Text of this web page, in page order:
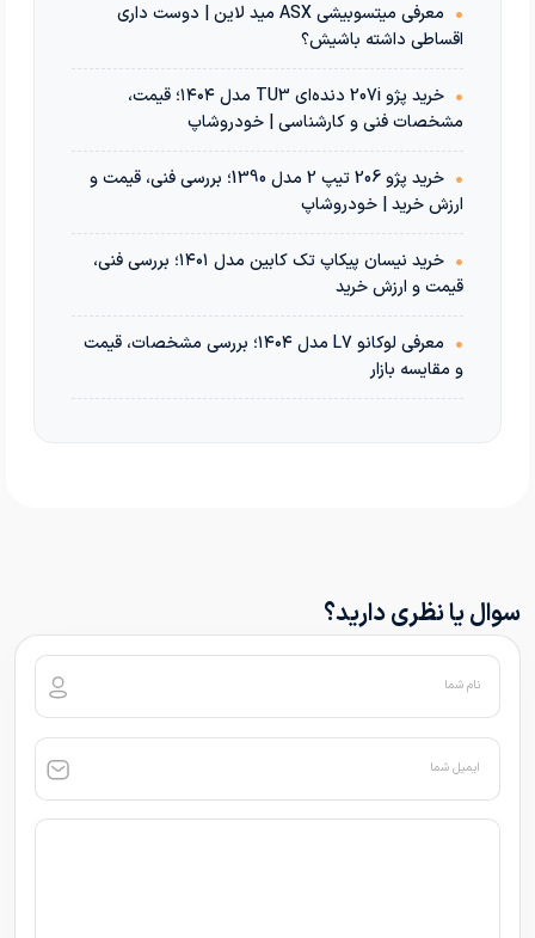
•
معرفی میتسوبیشی ASX مید لاین | دوست داری
اقساطی داشته باشیش؟
•
خرید پژو 207i دنده‌ای TU3 مدل ۱۴۰۴؛ قیمت،
مشخصات فنی و کارشناسی | خودروشاپ
•
خرید پژو 206 تیپ 2 مدل 1390؛ بررسی فنی، قیمت و
ارزش خرید | خودروشاپ
•
خرید نیسان پیکاپ تک کابین مدل ۱۴۰۱؛ بررسی فنی،
قیمت و ارزش خرید
•
معرفی لوکانو L7 مدل ۱۴۰۴؛ بررسی مشخصات، قیمت
و مقایسه بازار
سوال یا نظری دارید؟
نام شما
ایمیل شما